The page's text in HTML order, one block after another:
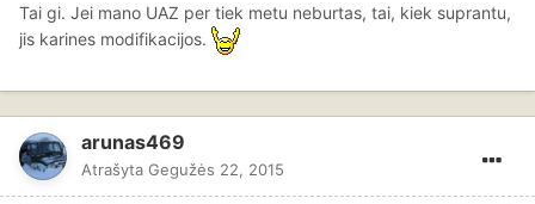
Tai gi. Jei mano UAZ per tiek metu neburtas, tai, kiek suprantu,
jis karines modifikacijos.
arunas469
Atrašyta Gegužės 22, 2015